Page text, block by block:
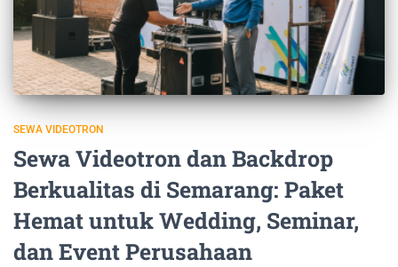
SEWA VIDEOTRON
Sewa Videotron dan Backdrop
Berkualitas di Semarang: Paket
Hemat untuk Wedding, Seminar,
dan Event Perusahaan